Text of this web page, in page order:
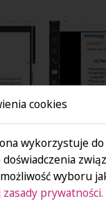
cookies
wykorzystuje
doświadczenia
wyboru
zasady prywatności.